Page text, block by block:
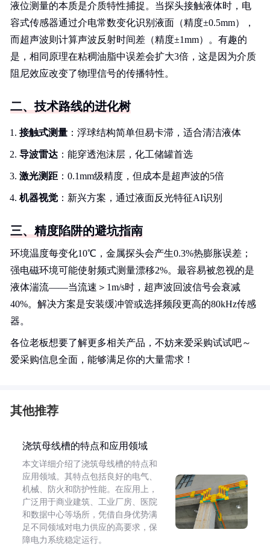
液位测量的本质是介质特性捕捉。当探头接触液体时，电
容式传感器通过介电常数变化识别液面（精度±0.5mm），
而超声波则计算声波反射时间差（精度±1mm）。有趣的
是，相同原理在粘稠油脂中误差会扩大3倍，这是因为介质
阻尼效应改变了物理信号的传播特性。
二、技术路线的进化树
接触式测量 ：浮球结构简单但易卡滞，适合清洁液体
导波雷达 ：能穿透泡沫层，化工储罐首选
激光测距 ：0.1mm级精度，但成本是超声波的5倍
机器视觉：新兴方案，通过液面反光特征AI识别
三、精度陷阱的避坑指南
环境温度每变化10℃，金属探头会产生0.3%热膨胀误差；
强电磁环境可能使射频式测量漂移2%。最容易被忽视的是
液体湍流——当流速＞1m/s时，超声波回波信号会衰减
40%。解决方案是安装缓冲管或选择频段更高的80kHz传感
器。
各位老板想要了解更多相关产品，不妨来爱采购试试吧～
爱采购信息全面，能够满足你的大量需求！
其他推荐
浇筑母线槽的特点和应用领域
本文详细介绍了浇筑母线槽的特点和
应用领域。其特点包括良好的电气、
机械、防火和防护性能。在应用上，
广泛用于商业建筑、工业厂房、医院
和数据中心等场所，凭借自身优势满
足不同领域对电力供应的高要求，保
障电力系统稳定运行。